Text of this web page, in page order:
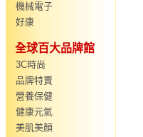
機械電子
好康
全球百大品牌館
3C時尚
品牌特賣
營養保健
健康元氣
美肌美顏